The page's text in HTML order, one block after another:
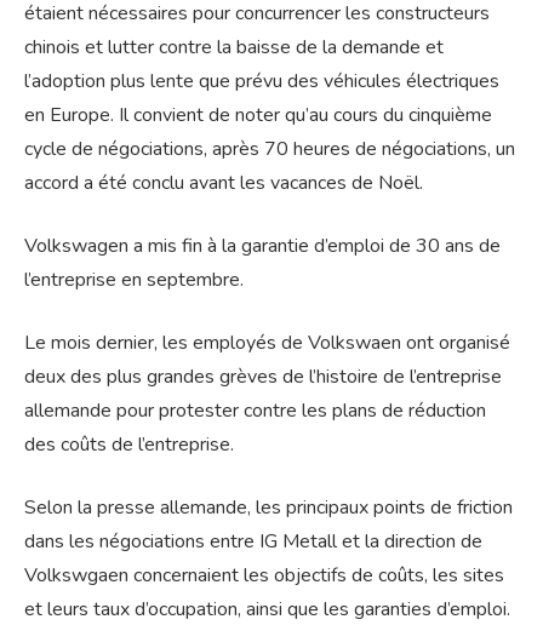
étaient nécessaires pour concurrencer les constructeurs
chinois et lutter contre la baisse de la demande et
l’adoption plus lente que prévu des véhicules électriques
en Europe. Il convient de noter qu’au cours du cinquième
cycle de négociations, après 70 heures de négociations, un
accord a été conclu avant les vacances de Noël.
Volkswagen a mis fin à la garantie d’emploi de 30 ans de
l’entreprise en septembre.
Le mois dernier, les employés de Volkswaen ont organisé
deux des plus grandes grèves de l’histoire de l’entreprise
allemande pour protester contre les plans de réduction
des coûts de l’entreprise.
Selon la presse allemande, les principaux points de friction
dans les négociations entre IG Metall et la direction de
Volkswgaen concernaient les objectifs de coûts, les sites
et leurs taux d’occupation, ainsi que les garanties d’emploi.